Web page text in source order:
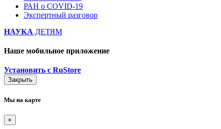
РАН о COVID-19
Экспертный разговор
НАУКА ДЕТЯМ
Наше мобильное приложение
Установить с RuStore
Закрыть
Мы на карте
×